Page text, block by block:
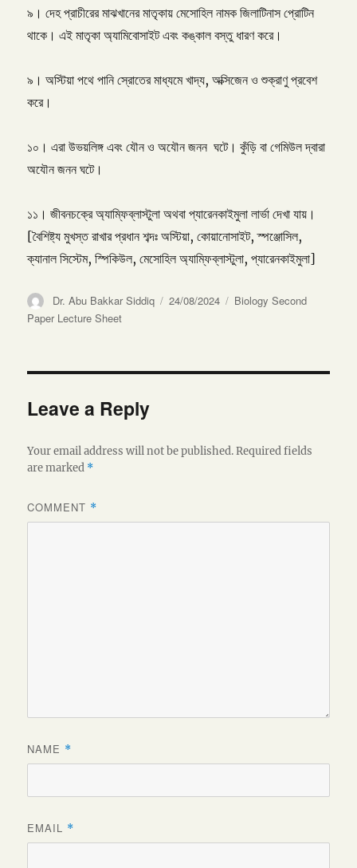
৯। দেহ প্রাচীরের মাঝখানের মাতৃকায় মেসোহিল নামক জিলাটিনাস প্রোটিন
থাকে। এই মাতৃকা অ্যামিবোসাইট এবং কঙ্কাল বস্তু ধারণ করে।
৯। অস্টিয়া পথে পানি স্রোতের মাধ্যমে খাদ্য, অক্সিজেন ও শুক্রাণু প্রবেশ
করে।
১০। এরা উভয়লিঙ্গ এবং যৌন ও অযৌন জনন ঘটে। কুঁড়ি বা গেমিউল দ্বারা
অযৌন জনন ঘটে।
১১। জীবনচক্রে অ্যাম্ফিব্লাস্টুলা অথবা প্যারেনকাইমুলা লার্ভা দেখা যায়।
[বৈশিষ্ট্য মুখস্ত রাখার প্রধান শব্দঃ অস্টিয়া, কোয়ানোসাইট, স্পঞ্জোসিল,
ক্যানাল সিস্টেম, স্পিকিউল, মেসোহিল অ্যাম্ফিব্লাস্টুলা, প্যারেনকাইমুলা]
Author
Dr. Abu Bakkar Siddiq
Posted
24/08/2024 Categories
Biology Second
Paper Lecture Sheet
Leave a Reply
Your email address will not be published. Required fields
are marked *
COMMENT *
NAME *
EMAIL *